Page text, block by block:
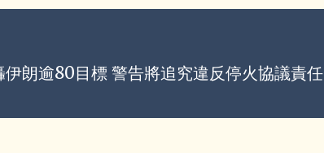
伊朗逾80目標 警告將追究違反停火協議責任